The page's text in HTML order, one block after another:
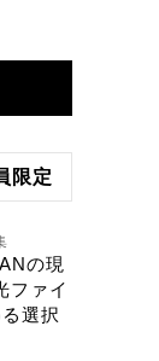
限定
の現
ァイ
選択